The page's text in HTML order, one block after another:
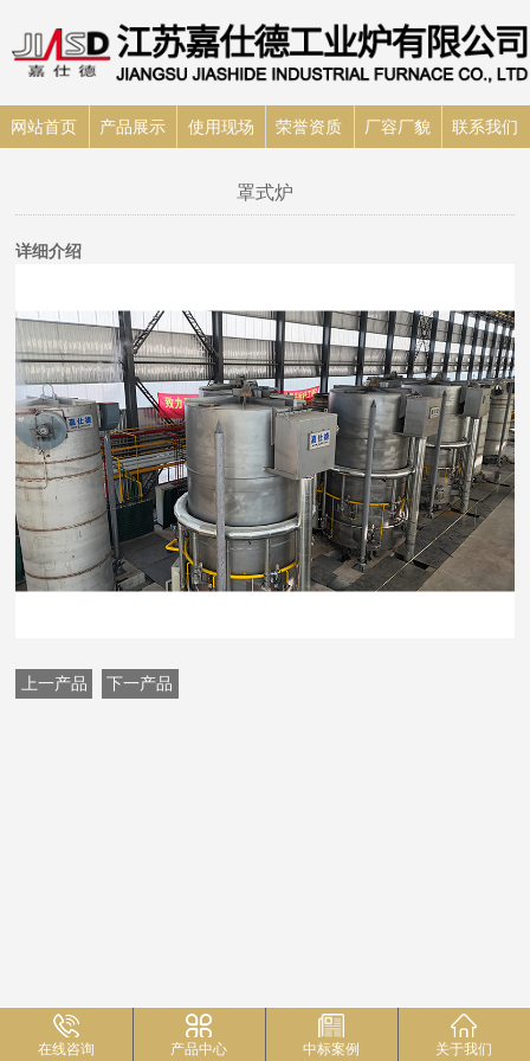
网站首页 产品展示 使用现场 荣誉资质 厂容厂貌 联系我们
罩式炉
详细介绍
上一产品 下一产品
在线咨询 产品中心 中标案例 关于我们